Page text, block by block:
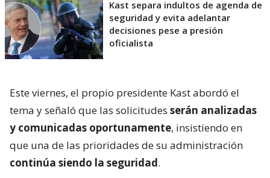
Kast separa indultos de agenda de
seguridad y evita adelantar
decisiones pese a presión
oficialista
Este viernes, el propio presidente Kast abordó el
tema y señaló que las solicitudes serán analizadas
y comunicadas oportunamente, insistiendo en
que una de las prioridades de su administración
continúa siendo la seguridad.